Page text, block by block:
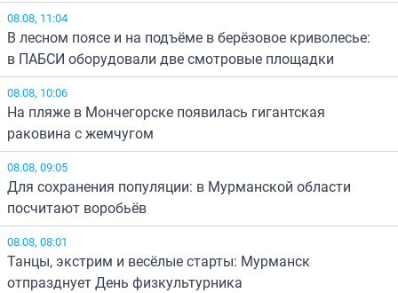
08.08, 11:04
В лесном поясе и на подъёме в берёзовое криволесье:
в ПАБСИ оборудовали две смотровые площадки
08.08, 10:06
На пляже в Мончегорске появилась гигантская
раковина с жемчугом
08.08, 09:05
Для сохранения популяции: в Мурманской области
посчитают воробьёв
08.08, 08:01
Танцы, экстрим и весёлые старты: Мурманск
отпразднует День физкультурника